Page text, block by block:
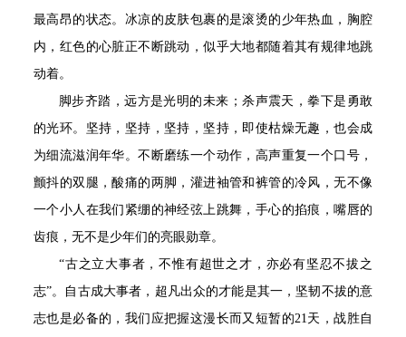
最高昂的状态。冰凉的皮肤包裹的是滚烫的少年热血，胸腔
内，红色的心脏正不断跳动，似乎大地都随着其有规律地跳
动着。
脚步齐踏，远方是光明的未来；杀声震天，拳下是勇敢
的光环。坚持，坚持，坚持，坚持，即使枯燥无趣，也会成
为细流滋润年华。不断磨练一个动作，高声重复一个口号，
颤抖的双腿，酸痛的两脚，灌进袖管和裤管的冷风，无不像
一个小人在我们紧绷的神经弦上跳舞，手心的掐痕，嘴唇的
齿痕，无不是少年们的亮眼勋章。
“古之立大事者，不惟有超世之才，亦必有坚忍不拔之
志”。自古成大事者，超凡出众的才能是其一，坚韧不拔的意
志也是必备的，我们应把握这漫长而又短暂的21天，战胜自